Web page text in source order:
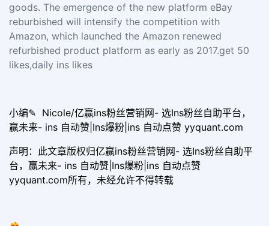
goods. The emergence of the new platform eBay
reburbished will intensify the competition with
Amazon, which launched the Amazon renewed
refurbished product platform as early as 2017.get 50
likes,daily ins likes
小编✎ Nicole/亿赢ins粉丝营销网- 选Ins粉丝自助平台，
赢未来- ins 自动赞|Ins爆粉|ins 自动点赞 yyquant.com
声明：此文章版权归亿赢ins粉丝营销网- 选Ins粉丝自助平
台，赢未来- ins 自动赞|Ins爆粉|ins 自动点赞
yyquant.com所有，未经允许不得转载